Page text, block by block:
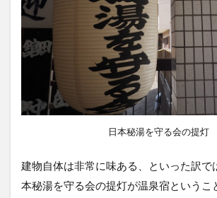
日本秘湯を守る会の提灯
建物自体は非常に味ある、といった訳で
本秘湯を守る会の提灯が温泉宿というこ